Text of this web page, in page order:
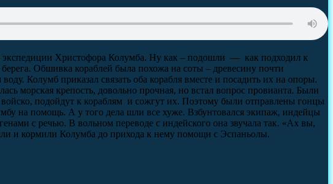
экспедиции Христофора Колумба. Ну как – подошли — как подходил к
Обшивка кораблей была похожа на соты – древесину почти
Колумб приказал связать оба корабля вместе и посадить их на опоры.
морская крепость, довольно прочная, но встал вопрос провианта. Были
подойдут к кораблям и сожгут их. Поэтому были отправлены гонцы
на помощь. А у того дела шли все хуже. Взбунтовался экипаж, индейцы
с речью. В вольном переводе с индейского она звучала так. «Ах вы,
и кормили Колумба до прихода к нему помощи с Эспаньолы.